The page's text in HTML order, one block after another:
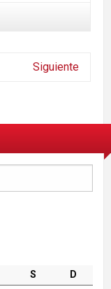
Siguiente
S
D